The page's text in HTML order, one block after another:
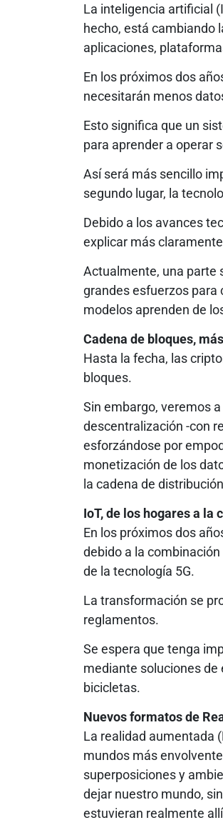
La inteligencia artificial
hecho, está cambiando
aplicaciones,
En los próximos dos
necesitarán menos
Esto significa que un
para aprender a operar
Así será más sencillo
segundo lugar, la
Debido a los avances
explicar más
Actualmente, una parte
grandes esfuerzos
modelos aprenden de
Cadena de bloques,
Hasta la fecha, las
bloques.
Sin embargo, veremos
descentralización -con
esforzándose por
monetización de los
la cadena de
IoT, de los hogares a la
En los próximos dos
debido a la
de la tecnología 5G.
La transformación se
reglamentos.
Se espera que tenga
mediante soluciones
bicicletas.
Nuevos formatos de
La realidad aumentada
mundos más
superposiciones y
dejar nuestro mundo,
estuvieran realmente